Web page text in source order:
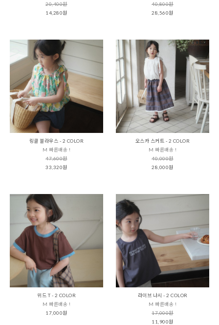
20,400원
14,280원
40,800원
28,560원
링클 블라우스 - 2 COLOR
M 빠른배송 !
47,600원
33,320원
오스카 스커트 - 2 COLOR
M 빠른배송 !
40,000원
28,000원
위드 T - 2 COLOR
M 빠른배송 !
17,000원
라이브 나시 - 2 COLOR
M 빠른배송 !
17,000원
11,900원